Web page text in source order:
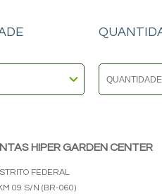
HIPER GARDEN CENTER
FEDERAL
09 S/N (BR-060)